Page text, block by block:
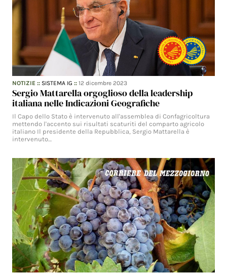
NOTIZIE :: SISTEMA IG ::12 dicembre 2023
Sergio Mattarella orgoglioso della leadership
italiana nelle Indicazioni Geografiche
Il Capo dello Stato è intervenuto all'assemblea di Confagricoltura
mettendo l'accento sui risultati scaturiti del comparto agricolo
italiano Il presidente della Repubblica, Sergio Mattarella è
intervenuto…